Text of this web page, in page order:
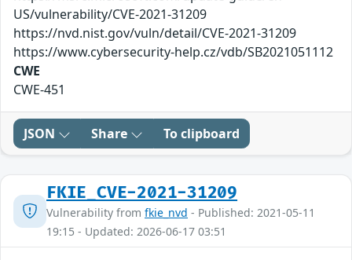
US/vulnerability/CVE-2021-31209
https://nvd.nist.gov/vuln/detail/CVE-2021-31209
https://www.cybersecurity-help.cz/vdb/SB2021051112
CWE
CWE-451
JSON Share To clipboard
FKIE_CVE-2021-31209
Vulnerability from fkie_nvd - Published: 2021-05-11
19:15 - Updated: 2026-06-17 03:51